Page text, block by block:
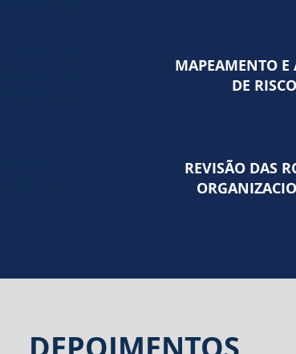
MAPEAMENTO E
DE RISCO
REVISÃO DAS